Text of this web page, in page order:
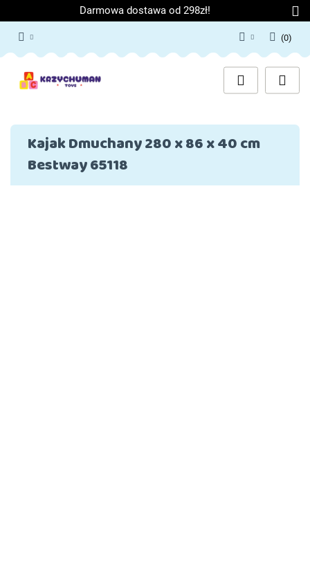
Darmowa dostawa od 298zł!
Zaloguj się
Załóż konto
Zgody cookies
(0)
Kajak Dmuchany 280 x 86 x 40 cm
Bestway 65118